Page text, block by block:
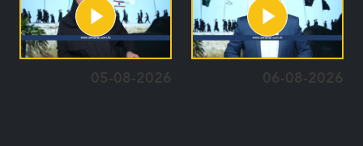
06-08-2026
05-08-2026